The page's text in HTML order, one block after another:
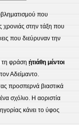
που
χρονιάς στην τάξη που
που διεύρυναν την
τη φράση ᾐτιάθη μέντοι
Αδείμαντο.
προσπερνά βιαστικά
σχόλιο. Η αοριστία
κάνει το ύφος